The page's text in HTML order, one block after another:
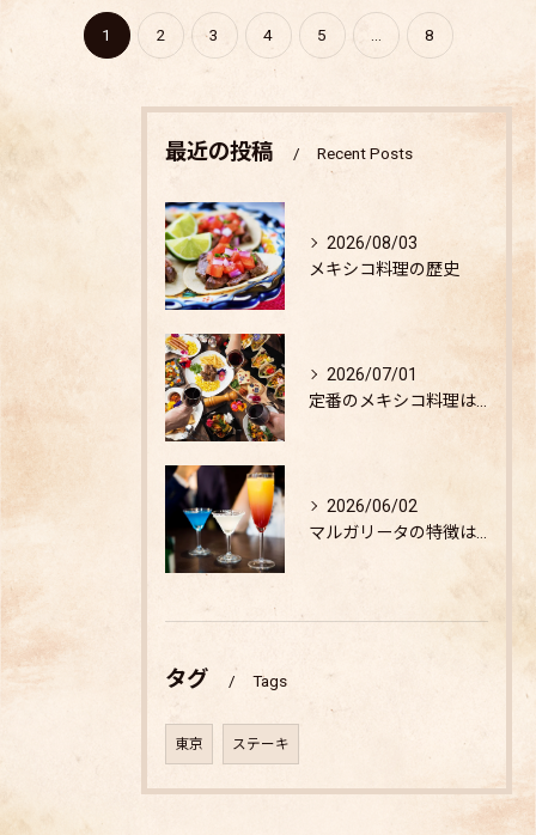
1 2 3 4 5 8
最近の投稿 Recent Posts
2026/08/03
メキシコ料理の歴史
2026/07/01
2026/06/02
タグ Tags
東京 ステーキ